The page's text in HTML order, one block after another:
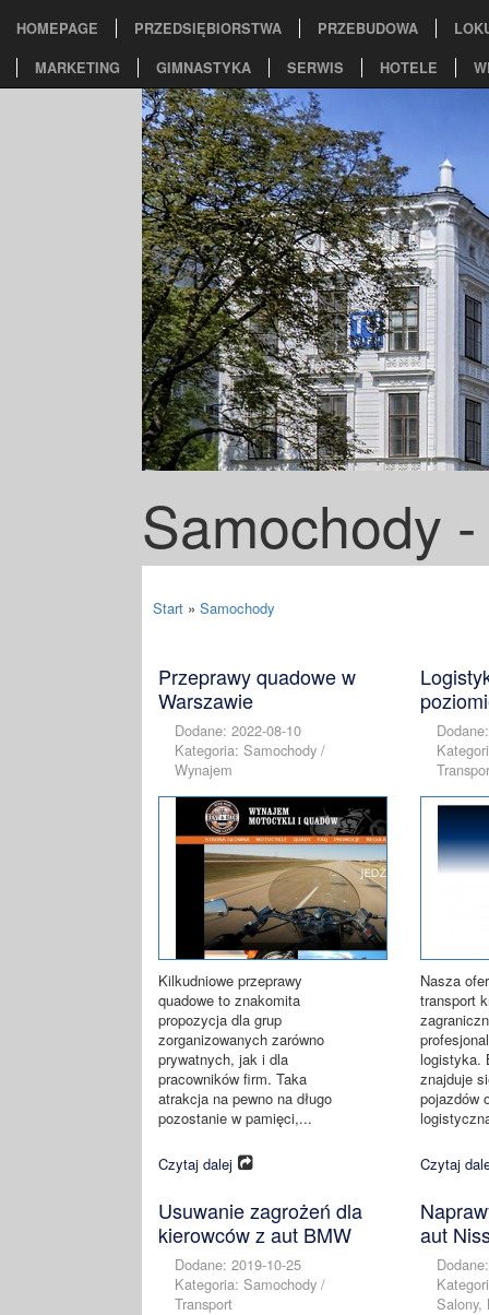
HOMEPAGE PRZEDSIĘBIORSTWA PRZEBUDOWA
MARKETING
GIMNASTYKA SERWIS HOTELE
Samochody
Start » Samochody
Przeprawy quadowe w
Warszawie
Dodane: 2022-08-10
Kategoria: Samochody /
Wynajem
Kilkudniowe przeprawy
quadowe to znakomita
propozycja dla grup
zorganizowanych zarówno
prywatnych, jak i dla
pracowników firm. Taka
atrakcja na pewno na długo
pozostanie w pamięci,...
Czytaj dalej
Nasza
transport
logistyka.
znajduje
pojazdów
Czytaj
Usuwanie zagrożeń dla
kierowców z aut BMW
Dodane: 2019-10-25
Kategoria: Samochody /
Transport
aut
Salony,